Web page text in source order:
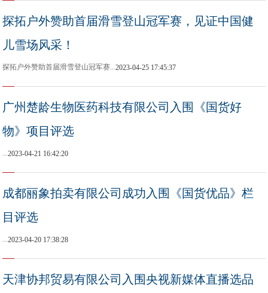
探拓户外赞助首届滑雪登山冠军赛，见证中国健
儿雪场风采！
探拓户外赞助首届滑雪登山冠军赛...2023-04-25 17:45:37
广州楚龄生物医药科技有限公司入围《国货好
物》项目评选
...2023-04-21 16:42:20
成都丽象拍卖有限公司成功入围《国货优品》栏
目评选
...2023-04-20 17:38:28
天津协邦贸易有限公司入围央视新媒体直播选品